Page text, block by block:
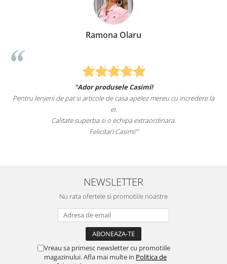
Ramona Olaru
"Ador produsele Casimi!
Pentru lenjerii de pat si articole de casa apelez mereu cu incredere la
ei.
Calitate superba si o echipa extraordinara.
Felicitari Casimi!"
NEWSLETTER
Nu rata ofertele si promotiile noastre
Vreau sa primesc newsletter cu promotiile
magazinului. Afla mai multe in Politica de